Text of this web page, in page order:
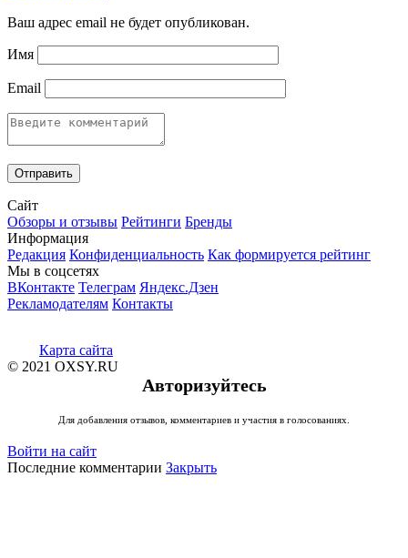
Ваш адрес email не будет опубликован.
Имя
Email
Сайт
Обзоры и отзывы Рейтинги Бренды
Информация
Редакция Конфиденциальность Как формируется рейтинг
Мы в соцсетях
ВКонтакте Телеграм Яндекс.Дзен
Рекламодателям Контакты
Карта сайта
© 2021 OXSY.RU
Авторизуйтесь
Для добавления отзывов, комментариев и участия в голосованиях.
Войти на сайт
Последние комментарии Закрыть